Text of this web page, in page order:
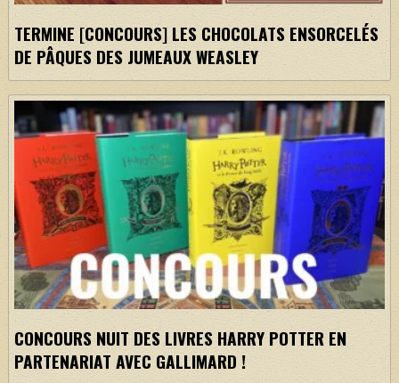
TERMINE [CONCOURS] LES CHOCOLATS ENSORCELÉS
DE PÂQUES DES JUMEAUX WEASLEY
CONCOURS NUIT DES LIVRES HARRY POTTER EN
PARTENARIAT AVEC GALLIMARD !